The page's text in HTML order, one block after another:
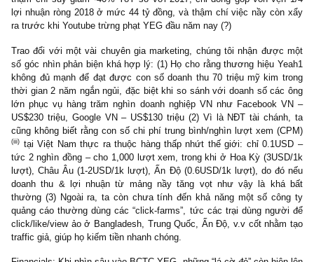
Moat: Mặc dù ban lãnh đạo nói rằng YEG là công ty đứng đầu
thị số “digital marketing”, cơ cấu lợi nhuận ròng của họ lại
hiện như vậy: gần như toàn bộ tăng trưởng LNST 2018 của
đến từ các mảng như truyền hình cáp – vốn được họ dự đoán
chết dần”, dịch vụ giải pháp quảng cáo & ad-network “lạ” tăng
đột ngột từ con số 0 năm 2017 (hình có tông màu hồng trên
mảng digital ta tưởng rằng tốt đẹp như Youtube, Google &
thậm chí suy giảm -40% YoY so với 2017, chỉ đóng góp vỏn
lợi nhuận ròng 2018 ở mức 44 tỷ đồng, và thậm chí việc nầy
ra trước khi Youtube trừng phạt YEG đầu năm nay (?)
Trao đổi với một vài chuyên gia marketing, chúng tôi nhận